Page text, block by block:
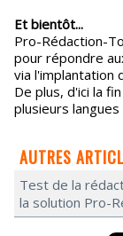
Et bientôt...
Pro-Rédaction-
pour répondre
via l'implantation
De plus, d'ici la
plusieurs
AUTRES
Test de la
la solution Pro-